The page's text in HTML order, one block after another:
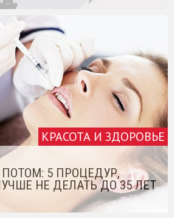
КРАСОТА И ЗДОРОВЬЕ
5 ПРОЦЕДУР,
НЕ ДЕЛАТЬ ДО 35 ЛЕТ